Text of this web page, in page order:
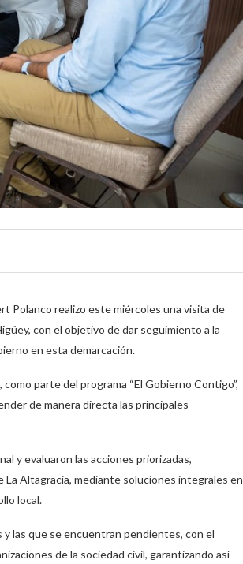
Polanco realizo este miércoles una visita de
con el objetivo de dar seguimiento a la
en esta demarcación.
parte del programa “El Gobierno Contigo”,
de manera directa las principales
y evaluaron las acciones priorizadas,
Altagracia, mediante soluciones integrales en
local.
las que se encuentran pendientes, con el
de la sociedad civil, garantizando así